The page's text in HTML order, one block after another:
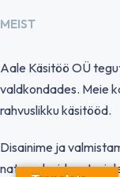
MEIST
Aale Käsitöö OÜ
valdkondades. Meie
rahvuslikku käsitööd.
Disainime ja
naturaalseid